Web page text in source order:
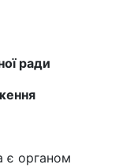
ради
є органом